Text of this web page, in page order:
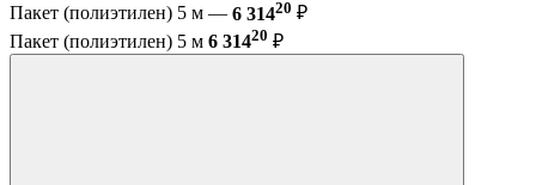
Пакет (полиэтилен) 5 м — 6 31420 ₽
Пакет (полиэтилен) 5 м 6 31420 ₽